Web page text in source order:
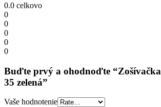
0.0 celkovo
0
0
0
0
0
Buďte prvý a ohodnoďte
35 zelená”
Vaše hodnotenie